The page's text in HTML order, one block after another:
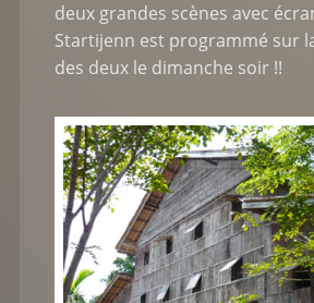
deux grandes scènes avec
Startijenn est programmé sur
des deux le dimanche soir !!